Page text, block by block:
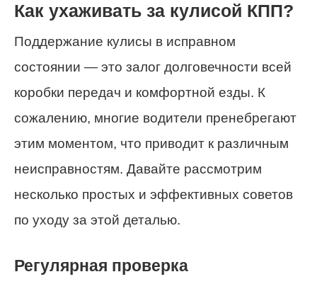
Как ухаживать за кулисой КПП?
Поддержание кулисы в исправном
состоянии — это залог долговечности всей
коробки передач и комфортной езды. К
сожалению, многие водители пренебрегают
этим моментом, что приводит к различным
неисправностям. Давайте рассмотрим
несколько простых и эффективных советов
по уходу за этой деталью.
Регулярная проверка